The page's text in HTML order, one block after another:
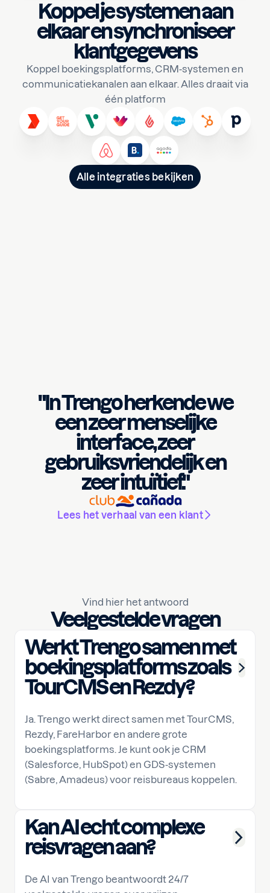
Koppel je systemen aan
elkaar en synchroniseer
klantgegevens
Koppel boekingsplatforms, CRM-systemen en
communicatiekanalen aan elkaar. Alles draait via
één platform
Alle integraties bekijken
"In Trengo herkende we
een zeer menselijke
interface, zeer
gebruiksvriendelijk en
zeer intuïtief."
Lees het verhaal van een klant
Vind hier het antwoord
Veelgestelde vragen
Werkt Trengo samen met
boekingsplatforms zoals
TourCMS en Rezdy?
Ja. Trengo werkt direct samen met TourCMS,
Rezdy, FareHarbor en andere grote
boekingsplatforms. Je kunt ook je CRM
(Salesforce, HubSpot) en GDS-systemen
(Sabre, Amadeus) voor reisbureaus koppelen.
Kan AI echt complexe
reisvragen aan?
De AI van Trengo beantwoordt 24/7